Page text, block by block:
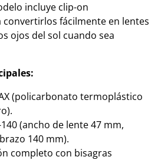
incluye clip-on
fácilmente en lentes
ojos del sol cuando sea
(policarbonato termoplástico
(ancho de lente 47 mm,
140 mm).
completo con bisagras